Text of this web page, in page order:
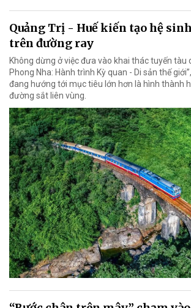
Quảng Trị - Huế kiến tạo hệ
trên đường ray
Không dừng ở việc đưa vào khai thác tuyến tàu
Phong Nha: Hành trình Kỳ quan - Di sản thế
đang hướng tới mục tiêu lớn hơn là hình thành
đường sắt liên vùng.